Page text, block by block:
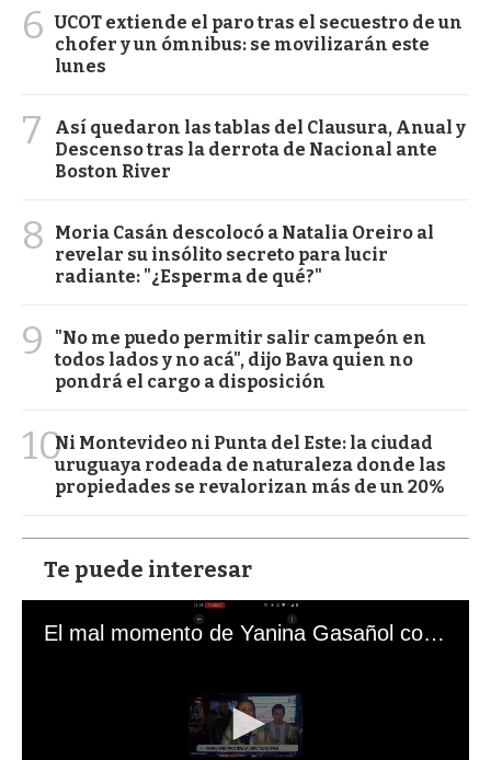
6 UCOT extiende el paro tras el secuestro de un
chofer y un ómnibus: se movilizarán este
lunes
7
Así quedaron las tablas del Clausura, Anual y
Descenso tras la derrota de Nacional ante
Boston River
8
Moria Casán descolocó a Natalia Oreiro al
revelar su insólito secreto para lucir
radiante: "¿Esperma de qué?"
9
"No me puedo permitir salir campeón en
todos lados y no acá", dijo Bava quien no
pondrá el cargo a disposición
10Ni Montevideo ni Punta del Este: la ciudad
uruguaya rodeada de naturaleza donde las
propiedades se revalorizan más de un 20%
Te puede interesar
El mal momento de Yanina Gasañol con un hincha argentino en "Subrayado"